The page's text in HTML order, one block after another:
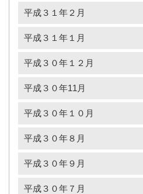
平成３１年２月
平成３１年１月
平成３０年１２月
平成３０年11月
平成３０年１０月
平成３０年８月
平成３０年９月
平成３０年７月